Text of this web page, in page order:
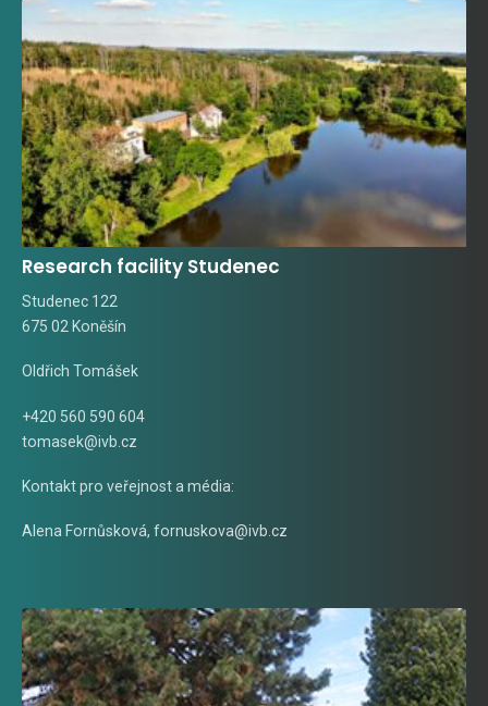
Research facility Studenec
Studenec 122
675 02 Koněšín
Oldřich Tomášek
+420 560 590 604
tomasek@ivb.cz
Kontakt pro veřejnost a média:
Alena Fornůsková, fornuskova@ivb.cz